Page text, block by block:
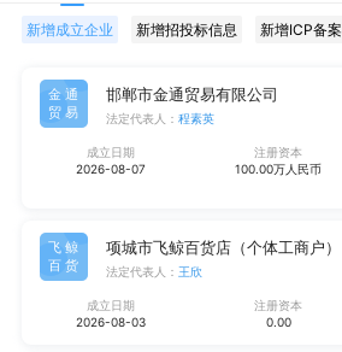
新增成立企业 新增招投标信息 新增ICP备案
金通
贸易
邯郸市金通贸易有限公司
法定代表人： 程素英
成立日期
2026-08-07
注册资本
100.00万人民币
飞鲸
百货
项城市飞鲸百货店（个体工商户）
法定代表人： 王欣
成立日期
2026-08-03
注册资本
0.00